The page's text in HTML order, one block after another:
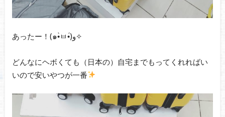
あったー！(๑•̀ㅂ•́)و✧
どんなにヘボくても（日本の）自宅までもってくれればい
いので安いやつが一番